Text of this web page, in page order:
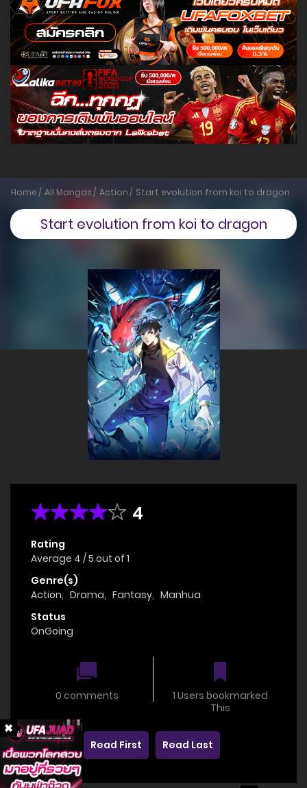
Home All Mangas Action Start evolution from koi to dragon
Start evolution from koi to dragon
4
Rating
Average 4 /5 out of 1
Genre(s)
Action, Drama, Fantasy, Manhua
Status
OnGoing
0 comments
1 Users bookmarked
This
Read First Read Last